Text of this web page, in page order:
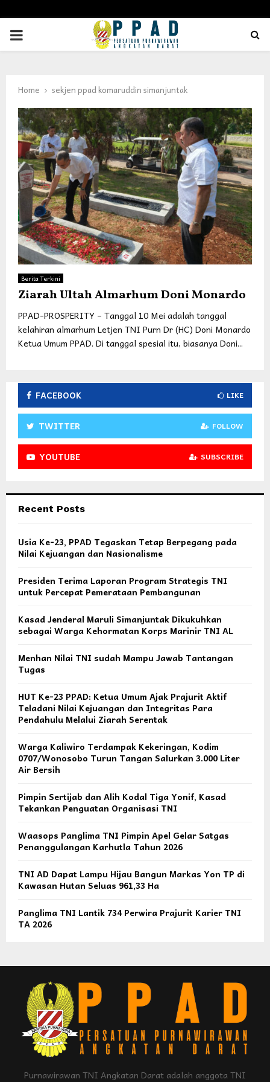
PRIMARY
Home sekjen ppad komaruddin simanjuntak
Berita Terkini
Ziarah Ultah Almarhum Doni Monardo
PPAD-PROSPERITY – Tanggal 10 Mei adalah tanggal
kelahiran almarhum Letjen TNI Purn Dr (HC) Doni Monardo
Ketua Umum PPAD. Di tanggal spesial itu, biasanya Doni...
FACEBOOK LIKE
TWITTER FOLLOW
YOUTUBE SUBSCRIBE
Recent Posts
Usia Ke-23, PPAD Tegaskan Tetap Berpegang pada
Nilai Kejuangan dan Nasionalisme
Presiden Terima Laporan Program Strategis TNI
untuk Percepat Pemerataan Pembangunan
Kasad Jenderal Maruli Simanjuntak Dikukuhkan
sebagai Warga Kehormatan Korps Marinir TNI AL
Menhan Nilai TNI sudah Mampu Jawab Tantangan
Tugas
HUT Ke-23 PPAD: Ketua Umum Ajak Prajurit Aktif
Teladani Nilai Kejuangan dan Integritas Para
Pendahulu Melalui Ziarah Serentak
Warga Kaliwiro Terdampak Kekeringan, Kodim
0707/Wonosobo Turun Tangan Salurkan 3.000 Liter
Air Bersih
Pimpin Sertijab dan Alih Kodal Tiga Yonif, Kasad
Tekankan Penguatan Organisasi TNI
Waasops Panglima TNI Pimpin Apel Gelar Satgas
Penanggulangan Karhutla Tahun 2026
TNI AD Dapat Lampu Hijau Bangun Markas Yon TP di
Kawasan Hutan Seluas 961,33 Ha
Panglima TNI Lantik 734 Perwira Prajurit Karier TNI
TA 2026
Purnawirawan TNI Angkatan Darat adalah anggota TNI